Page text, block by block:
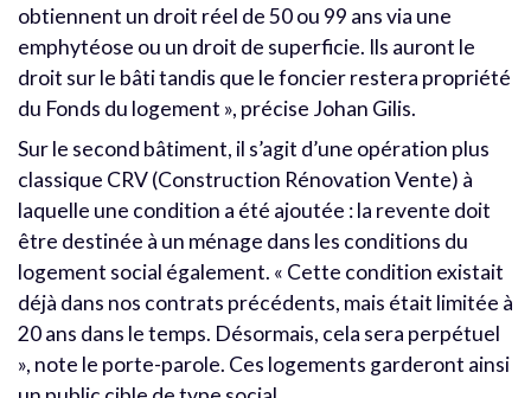
obtiennent un droit réel de 50 ou 99 ans via une
emphytéose ou un droit de superficie. Ils auront le
droit sur le bâti tandis que le foncier restera propriété
du Fonds du logement », précise Johan Gilis.
Sur le second bâtiment, il s’agit d’une opération plus
classique CRV (Construction Rénovation Vente) à
laquelle une condition a été ajoutée : la revente doit
être destinée à un ménage dans les conditions du
logement social également. « Cette condition existait
déjà dans nos contrats précédents, mais était limitée à
20 ans dans le temps. Désormais, cela sera perpétuel
», note le porte-parole. Ces logements garderont ainsi